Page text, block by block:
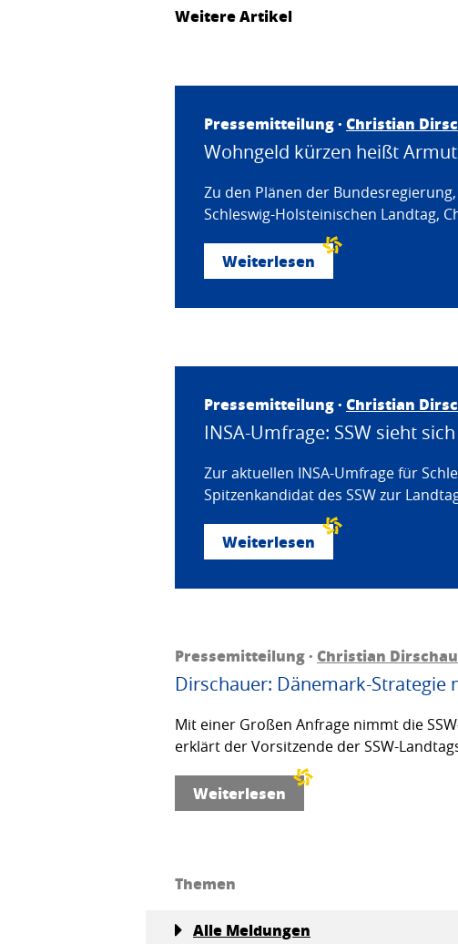
Weitere Artikel
Pressemitteilung · Christian
Wohngeld kürzen heißt
Zu den Plänen der
Schleswig-Holsteinischen Landtag,
Weiterlesen
Pressemitteilung · Christian
INSA-Umfrage: SSW sieht
Zur aktuellen INSA-Umfrage für
Spitzenkandidat des SSW zur
Weiterlesen
Pressemitteilung · Christian
Dirschauer: Dänemark-
Mit einer Großen Anfrage nimmt die
erklärt der Vorsitzende der SSW-
Weiterlesen
Themen
Alle Meldungen